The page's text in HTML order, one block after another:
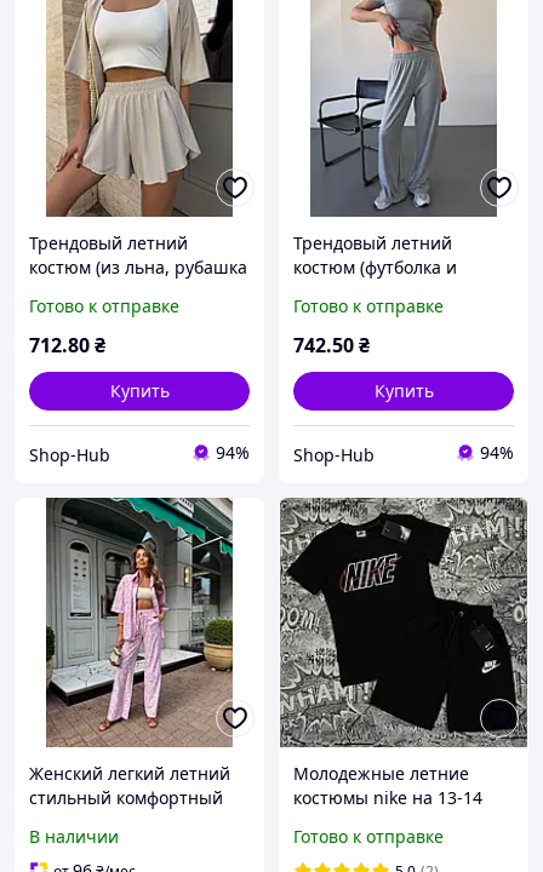
Трендовый летний
костюм (из льна, рубашка
комплект для бежевый
прогулок 46-48 арт. 936
Готово к отправке
712.80₴
Купить
Shop-Hub 94%
Трендовый летний
костюм (футболка и
джерси), комфортный для
прогулок серый 44-46 арт.
Готово к отправке
742.50₴
Купить
Shop-Hub 94%
Женский легкий летний
стильный комфортный
48
В наличии
Молодежные летние
костюмы nike на 13-14
подростка, детский
Готово к отправке